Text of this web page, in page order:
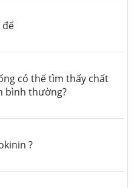
để
có thể tìm thấy chất
bình thường?
?